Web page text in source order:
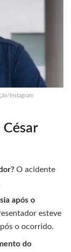
Instagram
O acidente
após o
esteve
o ocorrido.
do